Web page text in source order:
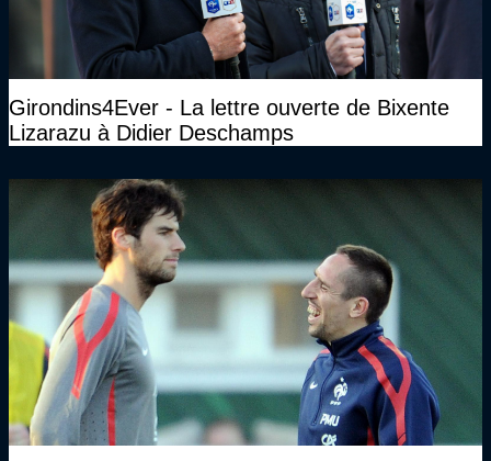
Girondins4Ever - La lettre ouverte de Bixente
Lizarazu à Didier Deschamps